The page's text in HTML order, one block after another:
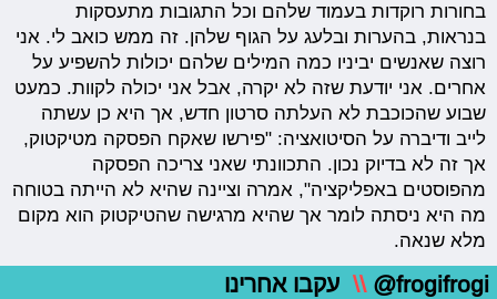
בחורות רוקדות בעמוד שלהם וכל התגובות מתעסקות
בנראות, בהערות ובלעג על הגוף שלהן. זה ממש כואב לי. אני
רוצה שאנשים יביניו כמה המילים שלהם יכולות להשפיע על
אחרים. אני יודעת שזה לא יקרה, אבל אני יכולה לקוות. כמעט
שבוע שהכוכבת לא העלתה סרטון חדש, אך היא כן עשתה
לייב ודיברה על הסיטואציה: "פירשו שאקח הפסקה מטיקטוק,
אך זה לא בדיוק נכון. התכוונתי שאני צריכה הפסקה
מהפוסטים באפליקציה", אמרה וציינה שהיא לא הייתה בטוחה
מה היא ניסתה לומר אך שהיא מרגישה שהטיקטוק הוא מקום
מלא שנאה.
@frogifrogi
\\ עקבו אחרינו